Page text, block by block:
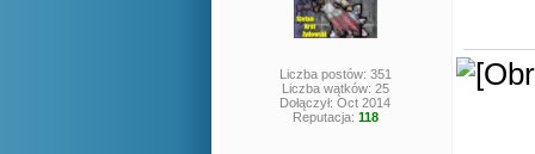
Liczba postów: 351
Liczba wątków: 25
Dołączył: Oct 2014
Reputacja: 118